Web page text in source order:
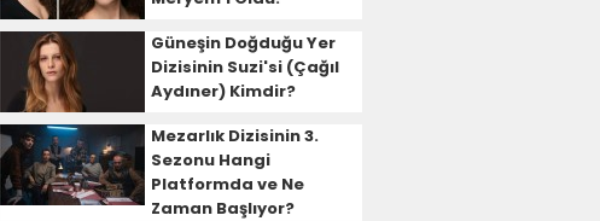
Güneşin Doğduğu Yer
Dizisinin Suzi'si (Çağıl
Aydıner) Kimdir?
Mezarlık Dizisinin 3.
Sezonu Hangi
Platformda ve Ne
Zaman Başlıyor?